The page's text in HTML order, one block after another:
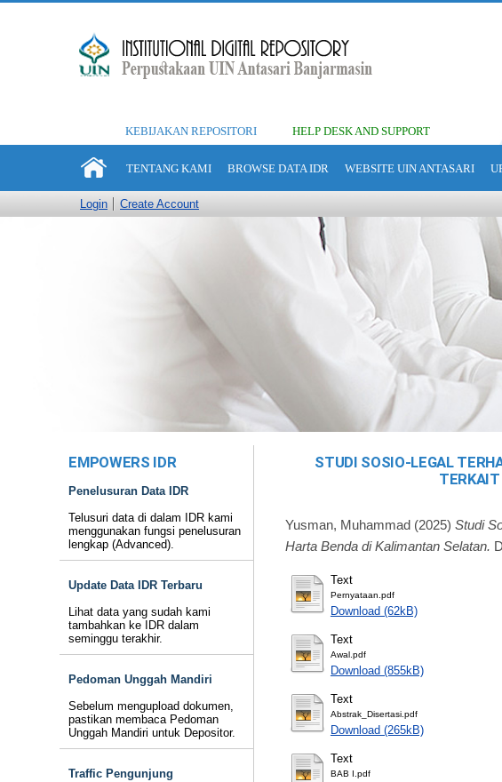
KEBIJAKAN REPOSITORI HELP DESK AND SUPPORT
TENTANG KAMI BROWSE DATA IDR WEBSITE UIN ANTASARI
Login Create Account
EMPOWERS IDR
Penelusuran Data IDR
Telusuri data di dalam IDR kami
menggunakan fungsi penelusuran
lengkap (Advanced).
Update Data IDR Terbaru
Lihat data yang sudah kami
tambahkan ke IDR dalam
seminggu terakhir.
Pedoman Unggah Mandiri
Sebelum mengupload dokumen,
pastikan membaca Pedoman
Unggah Mandiri untuk Depositor.
Traffic Pengunjung
STUDI SOSIO-LEGAL
TERKAIT
Yusman, Muhammad (2025)Studi
Harta Benda di Kalimantan Selatan.
Text
Pernyataan.pdf
Download (62kB)
Text
Awal.pdf
Download (855kB)
Text
Abstrak_Disertasi.pdf
Download (265kB)
Text
BAB I.pdf